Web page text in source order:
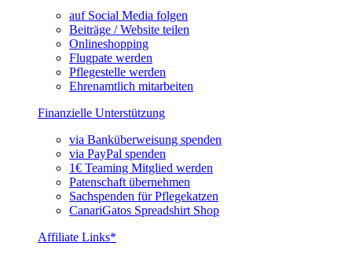
auf Social Media folgen
Beiträge / Website teilen
Onlineshopping
Flugpate werden
Pflegestelle werden
Ehrenamtlich mitarbeiten
Finanzielle Unterstützung
via Banküberweisung spenden
via PayPal spenden
1€ Teaming Mitglied werden
Patenschaft übernehmen
Sachspenden für Pflegekatzen
CanariGatos Spreadshirt Shop
Affiliate Links*